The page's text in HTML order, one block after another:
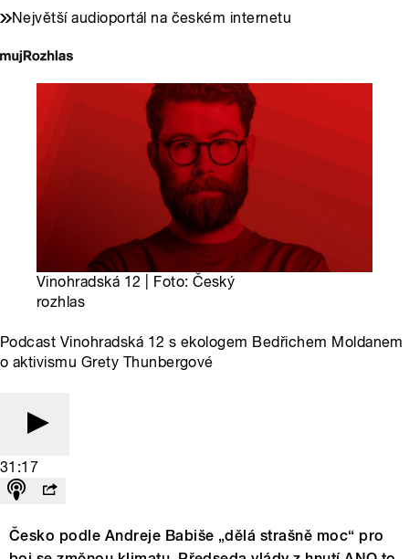
Největší audioportál na českém internetu
Vinohradská 12 | Foto: Český
rozhlas
Podcast Vinohradská 12 s ekologem Bedřichem Moldanem
o aktivismu Grety Thunbergové
31:17
Česko podle Andreje Babiše „dělá strašně moc“ pro